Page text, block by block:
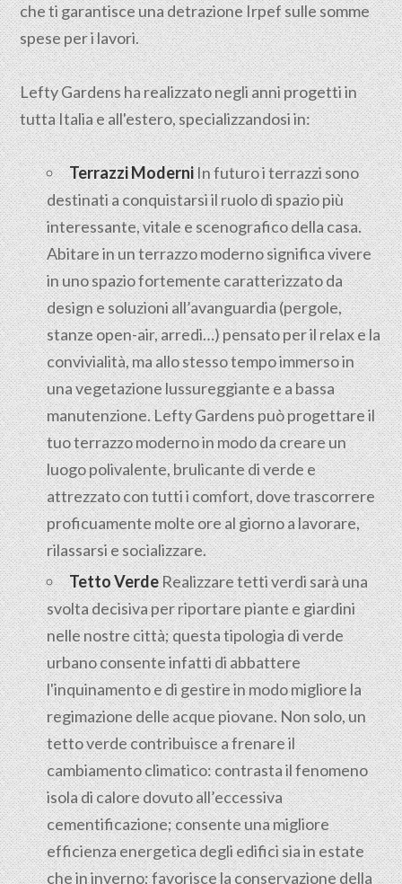
che ti garantisce una detrazione Irpef sulle somme
spese per i lavori.
Lefty Gardens ha realizzato negli anni progetti in
tutta Italia e all'estero, specializzandosi in:
Terrazzi ModerniIn futuro i terrazzi sono
destinati a conquistarsi il ruolo di spazio più
interessante, vitale e scenografico della casa.
Abitare in un terrazzo moderno significa vivere
in uno spazio fortemente caratterizzato da
design e soluzioni all’avanguardia (pergole,
stanze open-air, arredi…) pensato per il relax e la
convivialità, ma allo stesso tempo immerso in
una vegetazione lussureggiante e a bassa
manutenzione. Lefty Gardens può progettare il
tuo terrazzo moderno in modo da creare un
luogo polivalente, brulicante di verde e
attrezzato con tutti i comfort, dove trascorrere
proficuamente molte ore al giorno a lavorare,
rilassarsi e socializzare.
Tetto VerdeRealizzare tetti verdi sarà una
svolta decisiva per riportare piante e giardini
nelle nostre città; questa tipologia di verde
urbano consente infatti di abbattere
l'inquinamento e di gestire in modo migliore la
regimazione delle acque piovane. Non solo, un
tetto verde contribuisce a frenare il
cambiamento climatico: contrasta il fenomeno
isola di calore dovuto all’eccessiva
cementificazione; consente una migliore
efficienza energetica degli edifici sia in estate
che in inverno; favorisce la conservazione della